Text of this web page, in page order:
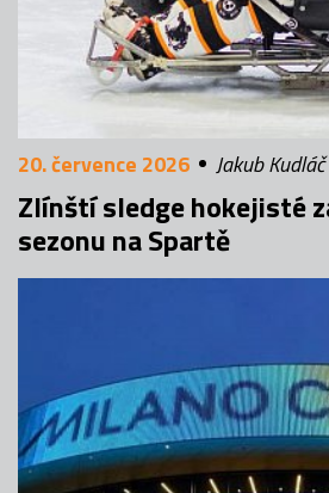
20. července 2026 Jakub Kudláč
Zlínští sledge hokejisté
sezonu na Spartě